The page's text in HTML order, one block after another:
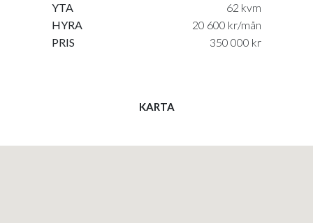
YTA
62 kvm
HYRA
20 600 kr/mån
PRIS
350 000 kr
KARTA